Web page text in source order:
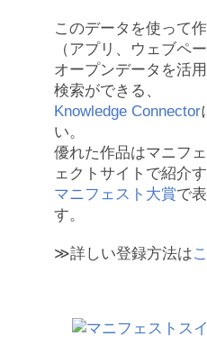
このデータを使って
（アプリ、ウェブペ
オープンデータを活
検索ができる、
Knowledge Connector
い。
優れた作品はマニフ
ェクトサイトで紹介
マニフェスト大賞で
す。
≫詳しい登録方法は